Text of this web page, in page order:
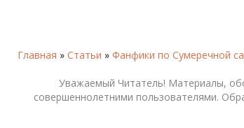
Главная » Статьи » Фанфики по Сумеречной
Уважаемый Читатель! Материалы,
совершеннолетними пользователями.